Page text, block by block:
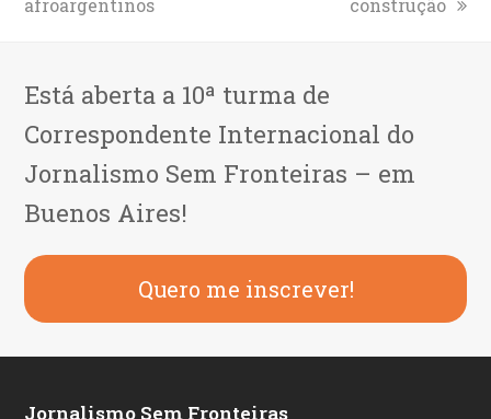
post:
afroargentinos
post:
construção
Está aberta a 10ª turma de
Correspondente Internacional do
Jornalismo Sem Fronteiras – em
Buenos Aires!
Quero me inscrever!
Jornalismo Sem Fronteiras